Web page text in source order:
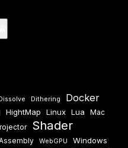
Dissolve Dithering Docker
HightMap Linux Lua Mac
Shader
WebGPU Windows